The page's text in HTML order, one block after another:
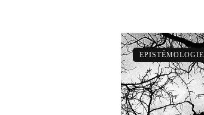
EPISTÉMOLOGIE